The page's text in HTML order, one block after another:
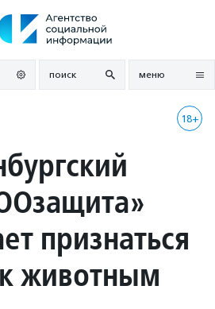
поиск меню
18+
признаться
животным